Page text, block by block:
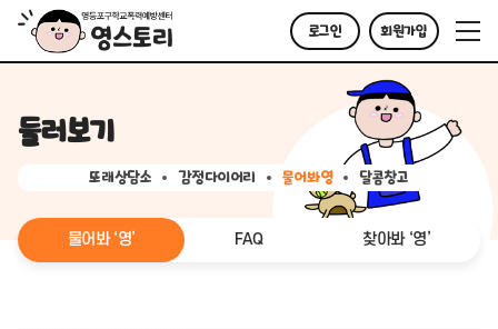
로그인 회원가입
둘러보기
또래상담소 감정다이어리 물어봐영 달콤창고
물어봐 ‘영’ FAQ 찾아봐 ‘영’